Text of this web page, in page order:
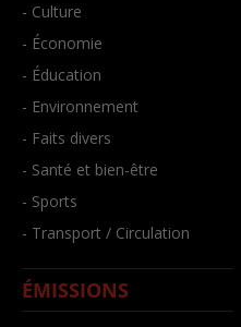
- Culture
- Économie
- Éducation
- Environnement
- Faits divers
- Santé et bien-être
- Sports
- Transport / Circulation
ÉMISSIONS